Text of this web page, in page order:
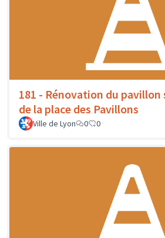
181 - Rénovation du pavillon
de la place des Pavillons
Ville de Lyon
0 0